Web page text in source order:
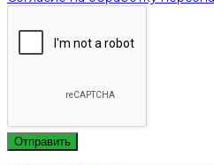
Отправить